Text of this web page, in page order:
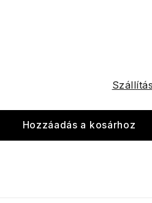
Hozzáadás a kosárhoz